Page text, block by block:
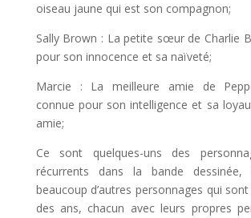
oiseau jaune qui est son compagnon;
Sally Brown : La petite sœur de Charlie
pour son innocence et sa naïveté;
Marcie : La meilleure amie de
connue pour son intelligence et sa
amie;
Ce sont quelques-uns des
récurrents dans la bande
beaucoup d’autres personnages qui
des ans, chacun avec leurs propres